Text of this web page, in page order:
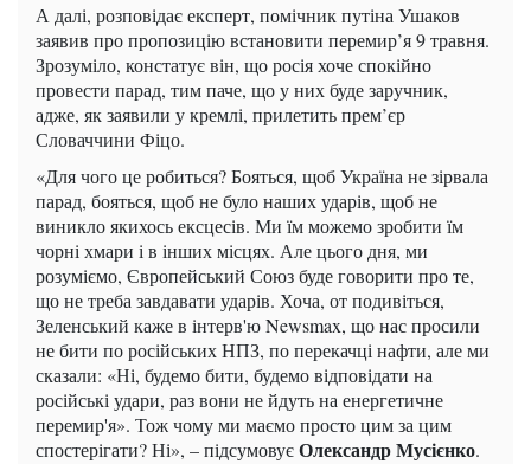
А далі, розповідає експерт, помічник путіна Ушаков
заявив про пропозицію встановити перемир’я 9 травня.
Зрозуміло, констатує він, що росія хоче спокійно
провести парад, тим паче, що у них буде заручник,
адже, як заявили у кремлі, прилетить прем’єр
Словаччини Фіцо.
«Для чого це робиться? Бояться, щоб Україна не зірвала
парад, бояться, щоб не було наших ударів, щоб не
виникло якихось ексцесів. Ми їм можемо зробити їм
чорні хмари і в інших місцях. Але цього дня, ми
розуміємо, Європейський Союз буде говорити про те,
що не треба завдавати ударів. Хоча, от подивіться,
Зеленський каже в інтерв'ю Newsmax, що нас просили
не бити по російських НПЗ, по перекачці нафти, але ми
сказали: «Ні, будемо бити, будемо відповідати на
російські удари, раз вони не йдуть на енергетичне
перемир'я». Тож чому ми маємо просто цим за цим
спостерігати? Ні», – підсумовуєОлександр Мусієнко.